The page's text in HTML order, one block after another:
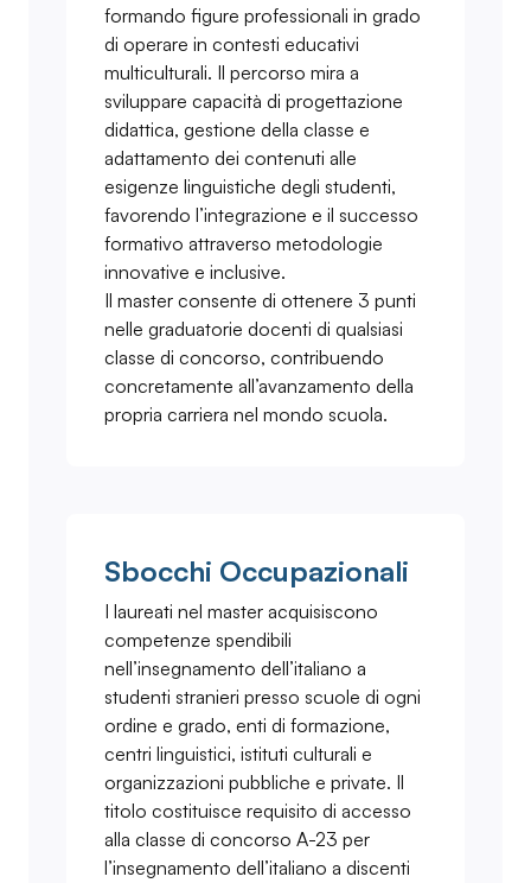
formando figure professionali in grado
di operare in contesti educativi
multiculturali. Il percorso mira a
sviluppare capacità di progettazione
didattica, gestione della classe e
adattamento dei contenuti alle
esigenze linguistiche degli studenti,
favorendo l’integrazione e il successo
formativo attraverso metodologie
innovative e inclusive.
Il master consente di ottenere 3 punti
nelle graduatorie docenti di qualsiasi
classe di concorso, contribuendo
concretamente all’avanzamento della
propria carriera nel mondo scuola.
Sbocchi Occupazionali
I laureati nel master acquisiscono
competenze spendibili
nell’insegnamento dell’italiano a
studenti stranieri presso scuole di ogni
ordine e grado, enti di formazione,
centri linguistici, istituti culturali e
organizzazioni pubbliche e private. Il
titolo costituisce requisito di accesso
alla classe di concorso A-23 per
l’insegnamento dell’italiano a discenti